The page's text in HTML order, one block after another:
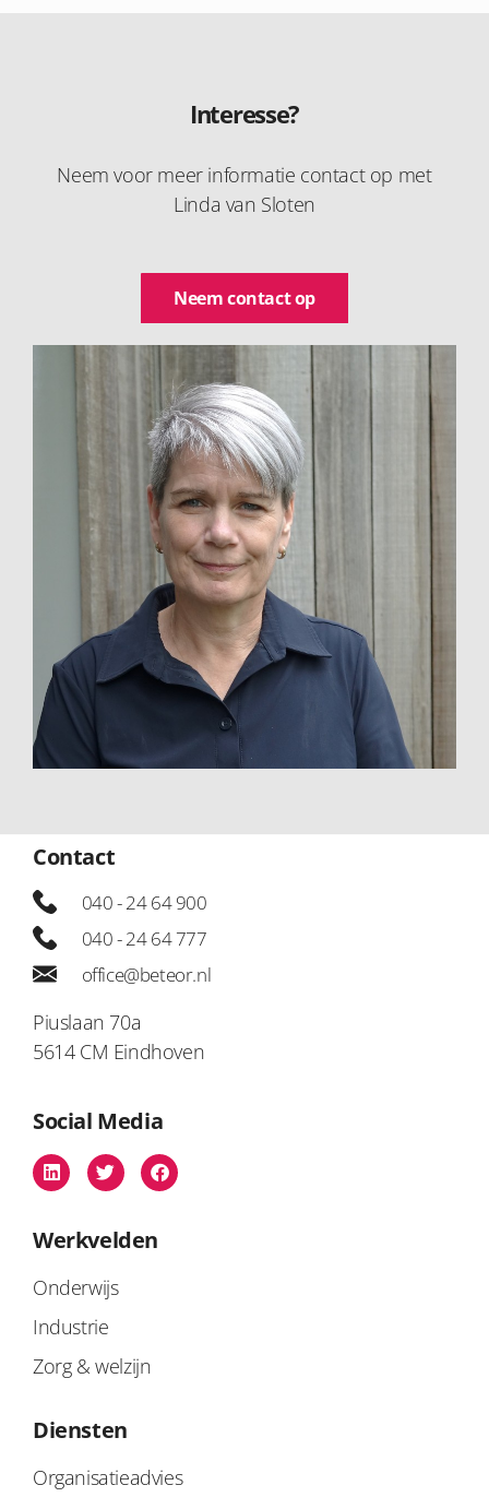
Interesse?
Neem voor meer informatie contact op met
Linda van Sloten
Neem contact op
Contact
040 - 24 64 900
040 - 24 64 777
office@beteor.nl
Piuslaan 70a
5614 CM Eindhoven
Social Media
Werkvelden
Onderwijs
Industrie
Zorg & welzijn
Diensten
Organisatieadvies